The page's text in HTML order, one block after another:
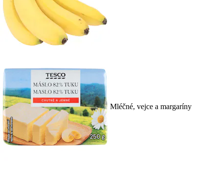
Mléčné, vejce a margaríny